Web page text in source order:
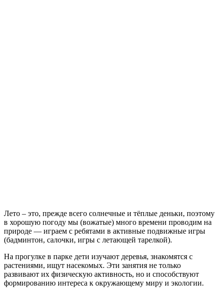
Лето – это, прежде всего солнечные и тёплые деньки, поэтому
в хорошую погоду мы (вожатые) много времени проводим на
природе — играем с ребятами в активные подвижные игры
(бадминтон, салочки, игры с летающей тарелкой).
На прогулке в парке дети изучают деревья, знакомятся с
растениями, ищут насекомых. Эти занятия не только
развивают их физическую активность, но и способствуют
формированию интереса к окружающему миру и экологии.